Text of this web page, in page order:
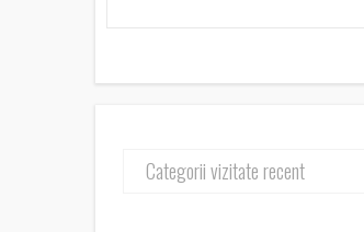
Categorii vizitate recent